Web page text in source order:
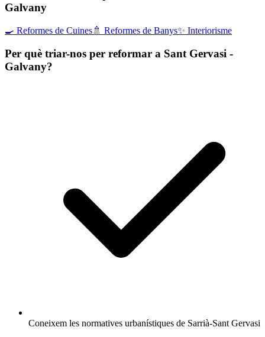
Galvany
🍳 Reformes de Cuines🚿 Reformes de Banys✨ Interiorisme
Per què triar-nos per reformar a Sant Gervasi -
Galvany?
Coneixem les normatives urbanístiques de Sarrià-Sant Gervasi